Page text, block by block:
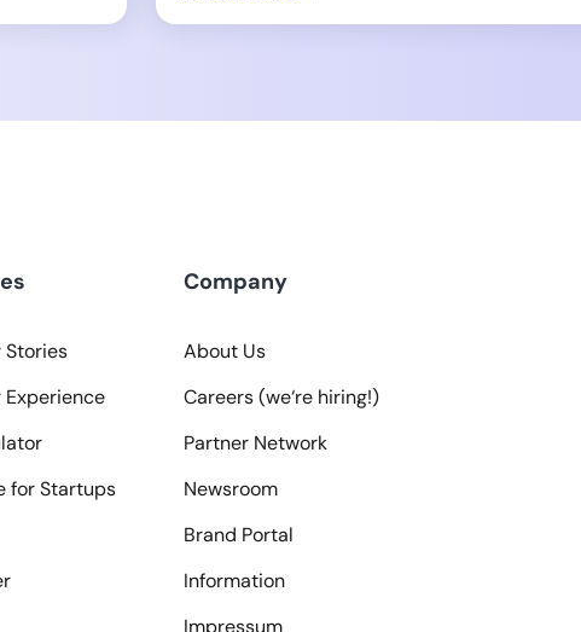
Stories
for Startups
Company
About Us
Careers (we‘re hiring!)
Partner Network
Newsroom
Brand Portal
Information
Impressum